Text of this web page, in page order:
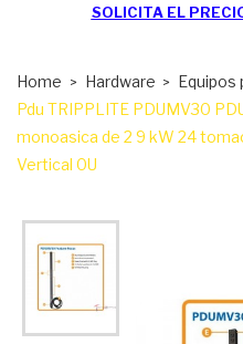
SOLICITA EL
Home Hardware
Equipos
Pdu TRIPPLITE PDUMV30
monoasica de 2 9 kW 24
Vertical 0U